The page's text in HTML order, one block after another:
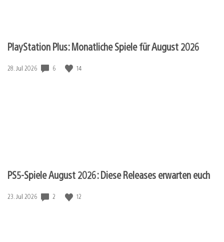
PlayStation Plus: Monatliche Spiele für August 2026
Veröffentlichungsdatum:
28. Jul 2026 6 14
PS5-Spiele August 2026: Diese Releases erwarten euch
Veröffentlichungsdatum:
23. Jul 2026 2 12